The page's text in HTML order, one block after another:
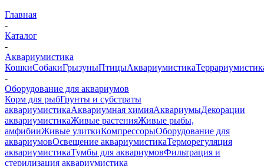
Главная
-
Каталог
-
Аквариумистика
КошкиСобакиГрызуныПтицыАквариумистика
-
Оборудование для аквариумов
Корм для рыбГрунты и субстраты
аквариумистикаАквариумная химияАквариумыДекорации
аквариумистикаЖивые растенияЖивые рыбы,
амфибииЖивые улиткиКомпрессорыОборудование для
аквариумовОсвещение аквариумистикаТерморегуляция
аквариумистикаТумбы для аквариумовФильтрация и
стерилизация аквариумистика